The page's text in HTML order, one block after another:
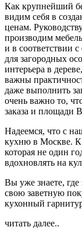
Как крупнейший
видим себя в
ценам.
производим
и в соответствии
для загородных
интерьера в
важны
даже выполнить
очень важно то,
заказа и площади
Надеемся, что с
кухню в Москве. К
которая не один
вдохновлять на
Вы уже знаете, где
свою заветную
кухонный
читать далее..